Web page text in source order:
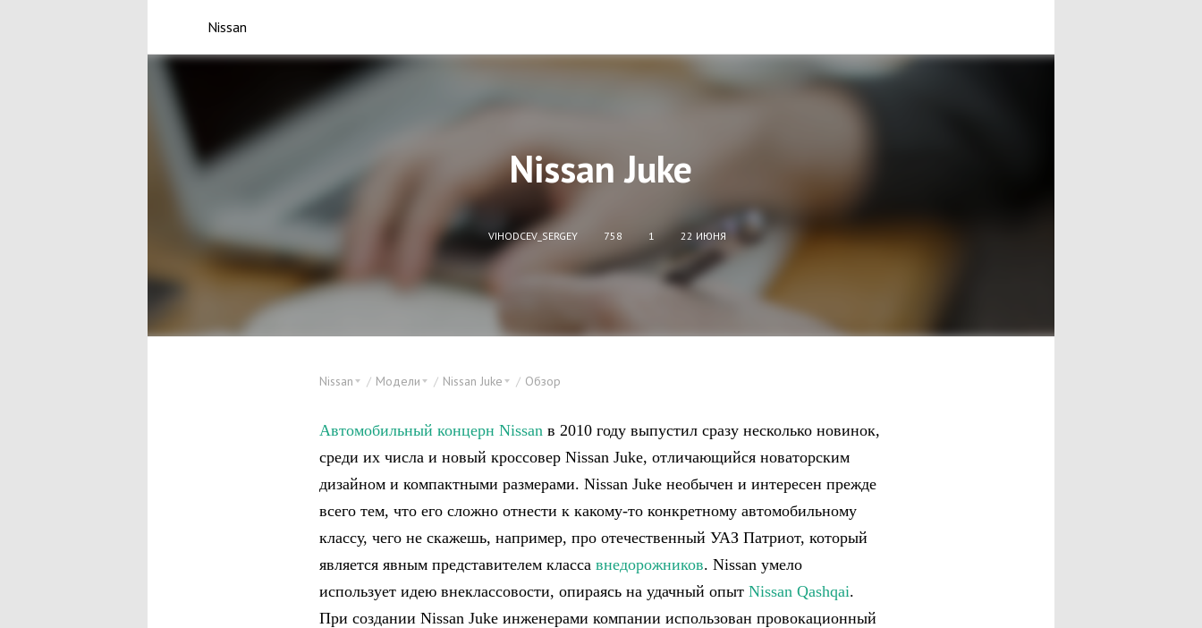
Nissan
Nissan Juke
VIHODCEV_SERGEY 758 1 22 ИЮНЯ
Nissan Модели Nissan Juke Обзор
Автомобильный концерн Nissan в 2010 году выпустил сразу несколько новинок,
среди их числа и новый кроссовер Nissan Juke, отличающийся новаторским
дизайном и компактными размерами. Nissan Juke необычен и интересен прежде
всего тем, что его сложно отнести к какому-то конкретному автомобильному
классу, чего не скажешь, например, про отечественный УАЗ Патриот, который
является явным представителем класса внедорожников. Nissan умело
использует идею внеклассовости, опираясь на удачный опыт Nissan Qashqai.
При создании Nissan Juke инженерами компании использован провокационный